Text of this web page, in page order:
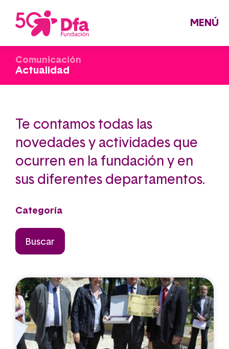
contenido
principal
MENÚ
Comunicación
Actualidad
Te contamos todas las
novedades y actividades que
ocurren en la fundación y en
sus diferentes departamentos.
Categoría